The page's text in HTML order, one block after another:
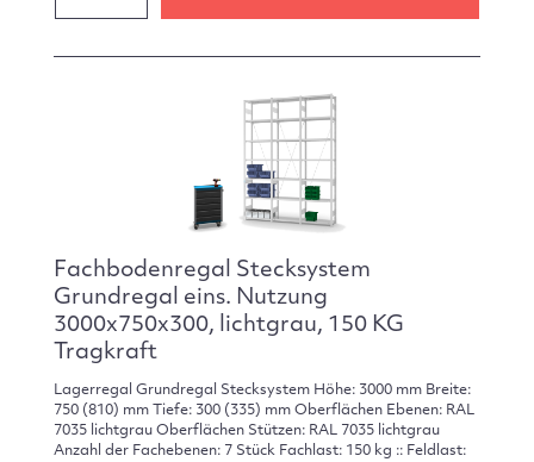
Fachbodenregal Stecksystem
Grundregal eins. Nutzung
3000x750x300, lichtgrau, 150 KG
Tragkraft
Lagerregal Grundregal Stecksystem Höhe: 3000 mm Breite:
750 (810) mm Tiefe: 300 (335) mm Oberflächen Ebenen: RAL
7035 lichtgrau Oberflächen Stützen: RAL 7035 lichtgrau
Anzahl der Fachebenen: 7 Stück Fachlast: 150 kg :: Feldlast: